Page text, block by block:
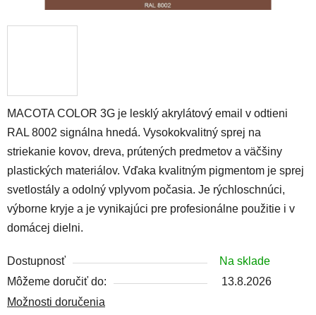
MACOTA COLOR 3G je lesklý akrylátový email v odtieni
RAL 8002 signálna hnedá. Vysokokvalitný sprej na
striekanie kovov, dreva, prútených predmetov a väčšiny
plastických materiálov. Vďaka kvalitným pigmentom je sprej
svetlostály a odolný vplyvom počasia. Je rýchloschnúci,
výborne kryje a je vynikajúci pre profesionálne použitie i v
domácej dielni.
Dostupnosť
Na sklade
Môžeme doručiť do:
13.8.2026
Možnosti doručenia